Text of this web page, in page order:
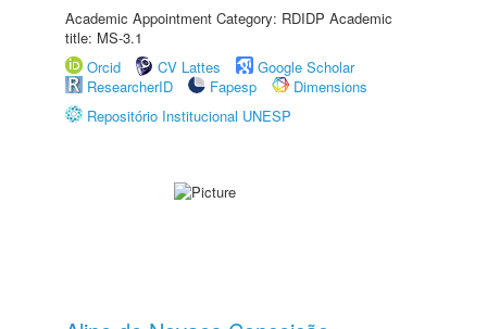
Academic Appointment Category: RDIDP Academic
title: MS-3.1
Orcid
CV Lattes
Google Scholar
ResearcherID
Fapesp
Dimensions
Repositório Institucional UNESP